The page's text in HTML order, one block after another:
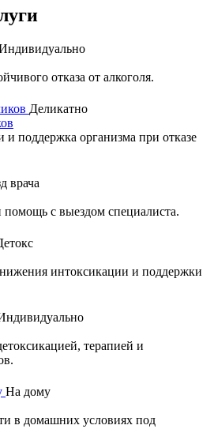
отказа от алкоголя.
Деликатно
поддержка организма при отказе
врача
с выездом специалиста.
интоксикации и поддержки
терапией и
На дому
в домашних условиях под